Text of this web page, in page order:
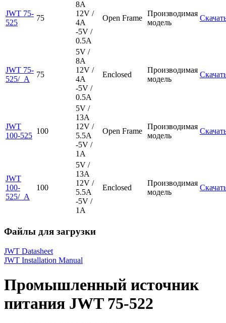
JWT 75-
525
75
8A
12V /
4A
-5V /
0.5A
Open Frame
Производимая
модель
JWT 75-
525/_A
75
5V /
8A
12V /
4A
-5V /
0.5A
Enclosed
Производимая
модель
JWT
100-525
100
5V /
13A
12V /
5.5A
-5V /
1A
Open Frame
Производимая
модель
JWT
100-
525/_A
100
5V /
13A
12V /
5.5A
-5V /
1A
Enclosed
Производимая
модель
Файлы для загрузки
JWT Datasheet
JWT Installation Manual
Промышленный источник
питания JWT 75-522